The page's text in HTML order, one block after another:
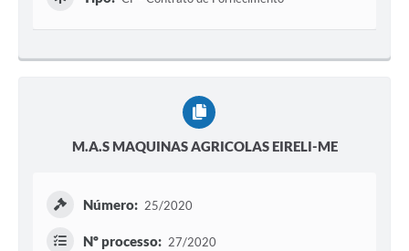
M.A.S MAQUINAS AGRICOLAS EIRELI-ME
Número: 25/2020
Nº processo: 27/2020